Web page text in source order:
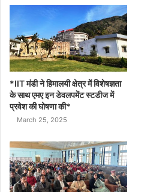
*IIT मंडी ने हिमालयी क्षेत्र में विशेषज्ञता
के साथ एमए इन डेवलपमेंट स्टडीज में
प्रवेश की घोषणा की*
March 25, 2025